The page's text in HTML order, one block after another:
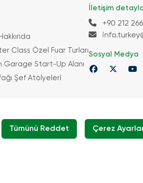
Class Özel Fuar Turları
Garage Start-Up Alanı
Şef Atölyeleri
İletişim
+90 212
Sosyal Medya